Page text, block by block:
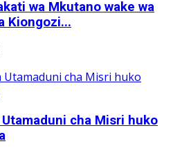
wa Mkutano wake wa
Kiongozi...
cha Misri huko